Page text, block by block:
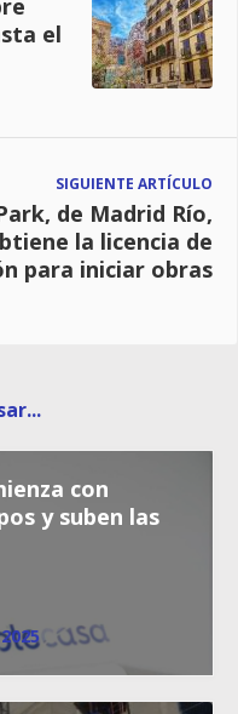
el
SIGUIENTE ARTÍCULO
de Madrid Río,
la licencia de
para iniciar obras
con
y suben las